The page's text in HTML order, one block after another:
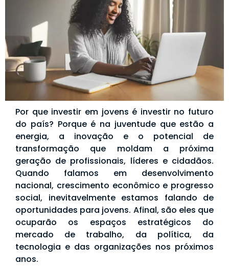
Por que investir em jovens é investir no futuro
do país? Porque é na juventude que estão a
energia, a inovação e o potencial de
transformação que moldam a próxima
geração de profissionais, líderes e cidadãos.
Quando falamos em desenvolvimento
nacional, crescimento econômico e progresso
social, inevitavelmente estamos falando de
oportunidades para jovens. Afinal, são eles que
ocuparão os espaços estratégicos do
mercado de trabalho, da política, da
tecnologia e das organizações nos próximos
anos.